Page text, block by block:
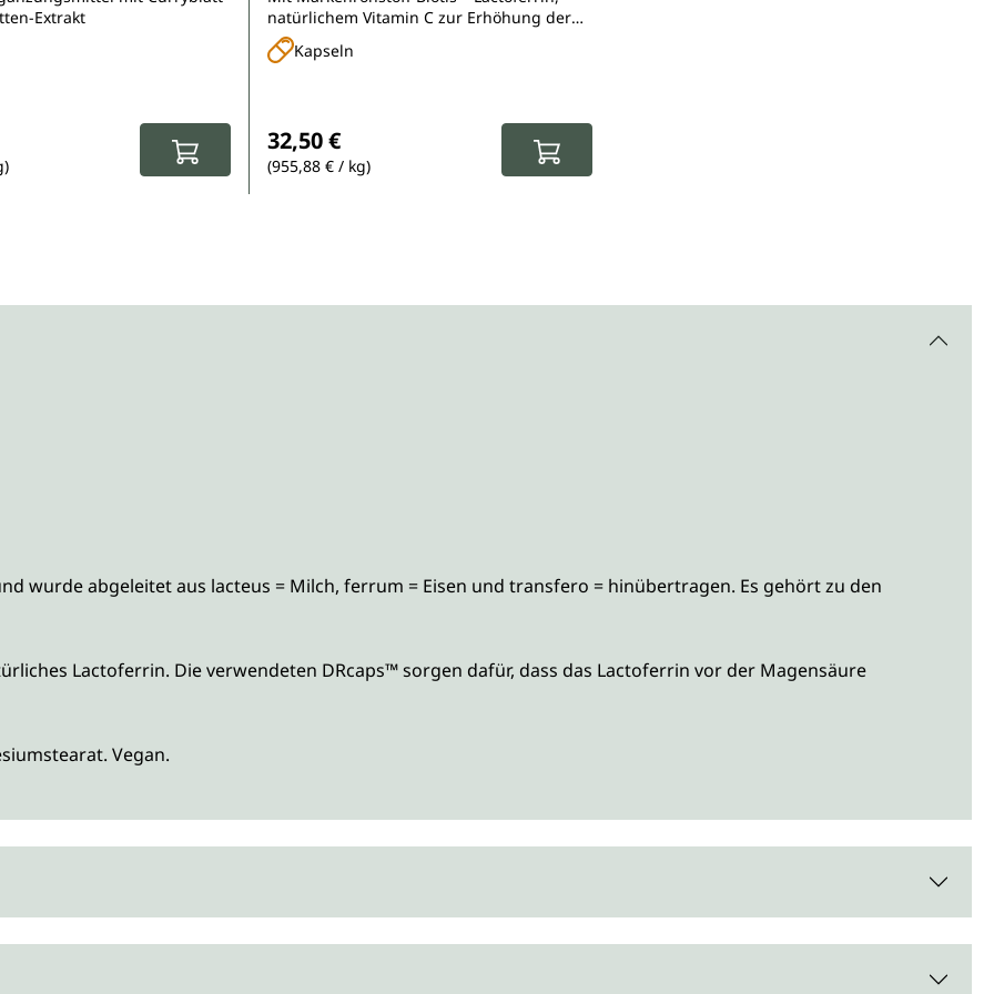
Extrakt
natürlichem Vitamin C zur Erhöhung der
Eisenaufnahme und Eisen für die
Blutbildung
Kapseln
32,50 €
(955,88 € / kg)
wurde abgeleitet aus lacteus = Milch, ferrum = Eisen und transfero = hinübertragen. Es gehört zu den
Lactoferrin. Die verwendeten DRcaps™ sorgen dafür, dass das Lactoferrin vor der Magensäure
Vegan.